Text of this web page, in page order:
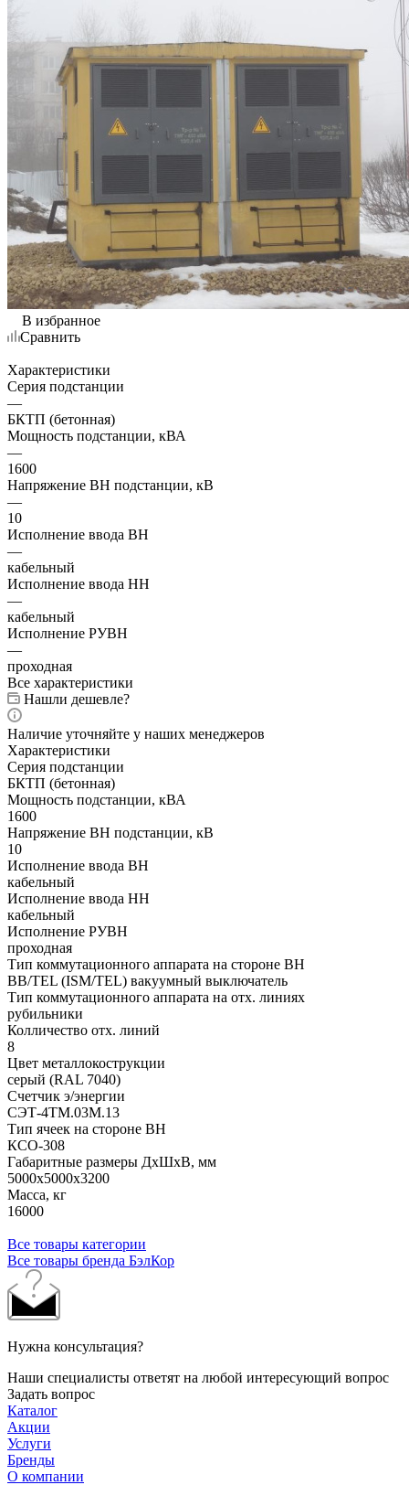
В избранное
Сравнить
Характеристики
Серия подстанции
—
БКТП (бетонная)
Мощность подстанции, кВА
—
1600
Напряжение ВН подстанции, кВ
—
10
Исполнение ввода ВН
—
кабельный
Исполнение ввода НН
—
кабельный
Исполнение РУВН
—
проходная
Все характеристики
Нашли дешевле?
Наличие уточняйте у наших менеджеров
Характеристики
Серия подстанции
БКТП (бетонная)
Мощность подстанции, кВА
1600
Напряжение ВН подстанции, кВ
10
Исполнение ввода ВН
кабельный
Исполнение ввода НН
кабельный
Исполнение РУВН
проходная
Тип коммутационного аппарата на стороне ВН
BB/TEL (ISM/TEL) вакуумный выключатель
Тип коммутационного аппарата на отх. линиях
рубильники
Колличество отх. линий
8
Цвет металлокострукции
серый (RAL 7040)
Счетчик э/энергии
СЭТ-4ТМ.03М.13
Тип ячеек на стороне ВН
КСО-308
Габаритные размеры ДхШхВ, мм
5000х5000х3200
Масса, кг
16000
Все товары категории
Все товары бренда БэлКор
Нужна консультация?
Наши специалисты ответят на любой интересующий вопрос
Задать вопрос
Каталог
Акции
Услуги
Бренды
О компании